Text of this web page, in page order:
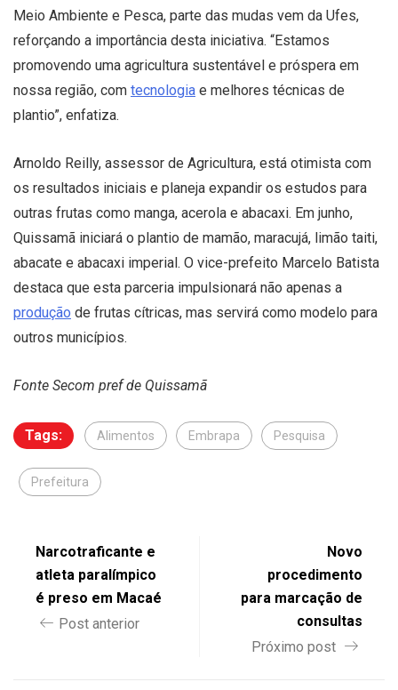
Meio Ambiente e Pesca, parte das mudas vem da Ufes,
reforçando a importância desta iniciativa. “Estamos
promovendo uma agricultura sustentável e próspera em
nossa região, com tecnologia e melhores técnicas de
plantio”, enfatiza.
Arnoldo Reilly, assessor de Agricultura, está otimista com
os resultados iniciais e planeja expandir os estudos para
outras frutas como manga, acerola e abacaxi. Em junho,
Quissamã iniciará o plantio de mamão, maracujá, limão taiti,
abacate e abacaxi imperial. O vice-prefeito Marcelo Batista
destaca que esta parceria impulsionará não apenas a
produção de frutas cítricas, mas servirá como modelo para
outros municípios.
Fonte Secom pref de Quissamã
Tags: Alimentos Embrapa Pesquisa
Prefeitura
Narcotraficante e
atleta paralímpico
é preso em Macaé
Post anterior
Novo
procedimento
para marcação de
consultas
Próximo post